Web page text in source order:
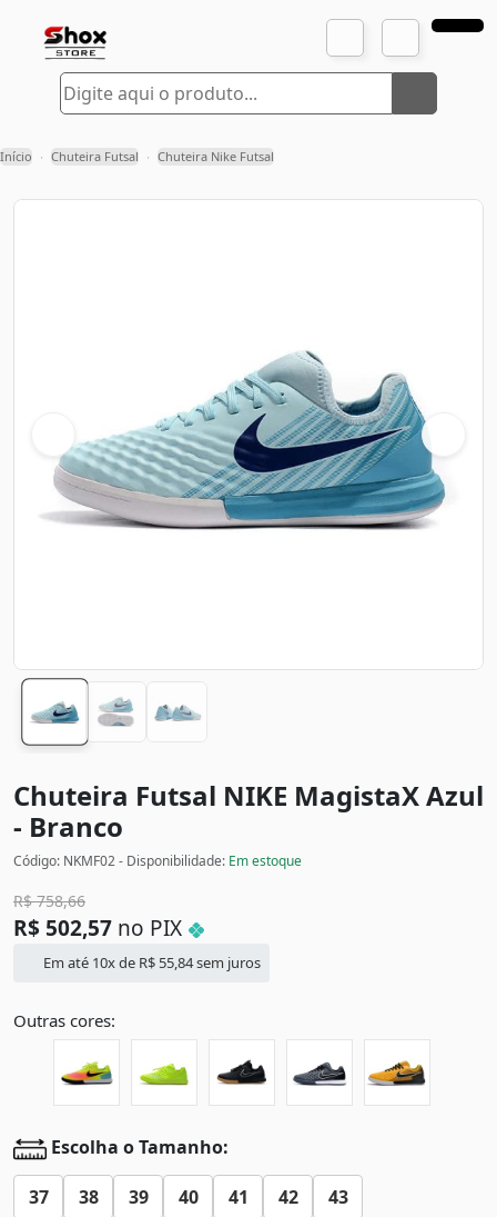
Início › Chuteira Futsal › Chuteira Nike Futsal
Chuteira Futsal NIKE MagistaXAzul
- Branco
Código: NKMF02 - Disponibilidade: Em estoque
R$758,66
R$ 502,57 no PIX
Em até 10x de R$ 55,84sem juros
Outras cores:
Escolha o Tamanho:
37 38 39 40 41 42 43